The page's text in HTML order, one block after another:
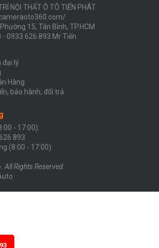
NỘI THẤT Ô TÔ TIẾN PHÁT
15, Tân Bình, TP.HCM
- 0933.626.893 Mr Tiến
đại lý
Hàng
bảo hành, đổi trả
- 17:00):
(8:00 - 17:00):
All Rights Reserved.